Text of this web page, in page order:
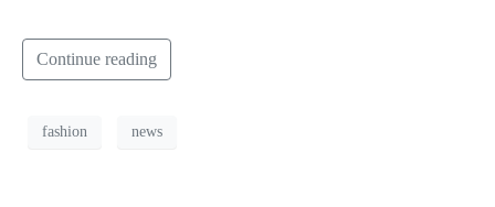
Continue reading
fashion news